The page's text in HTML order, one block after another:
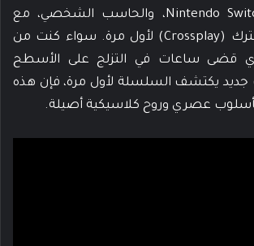
PlayStation و Nintendo Switch، والحاسب الشخصي، مع
دعم اللعب المشترك (Crossplay) لأول مرة. سواء كنت من
قضى ساعات في التزلج على الأسطح
جديد يكتشف السلسلة لأول مرة، فإن هذه
عصري وروح كلاسيكية أصيلة.